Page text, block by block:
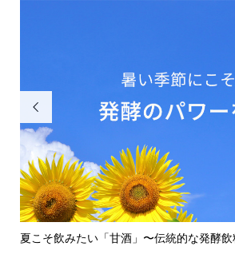

夏こそ飲みたい「甘酒」〜伝統的な発酵